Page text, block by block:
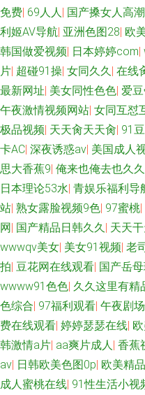
免费| 69人人| 国产搡女人高潮
利姬AV导航| 亚洲色图28| 欧
韩国做爱视频| 日本婷婷com|
片| 超碰91操| 女同久久| 在线
最新网址| 美女同性色色| 爱
午夜激情视频网站| 女同互怼
极品视频| 天天肏天天肏| 91
卡AC| 深夜诱惑av| 美国成人
思大香蕉9| 俺来也俺去也久久
日本理论53水| 青娱乐福利导
站| 熟女露脸视频9色| 97蜜桃|
网| 国产精品日韩久久| 天天
wwwqv美女| 美女91视频| 老
拍| 豆花网在线观看| 国产岳
wwww91色色| 久久这里有精
色综合| 97福利观看| 午夜剧
费在线观看| 婷婷瑟瑟在线|
韩激情a片| aa爽片成人| 香蕉
av| 日韩欧美色图0p| 欧美精
成人蜜桃在线| 91性生活小视